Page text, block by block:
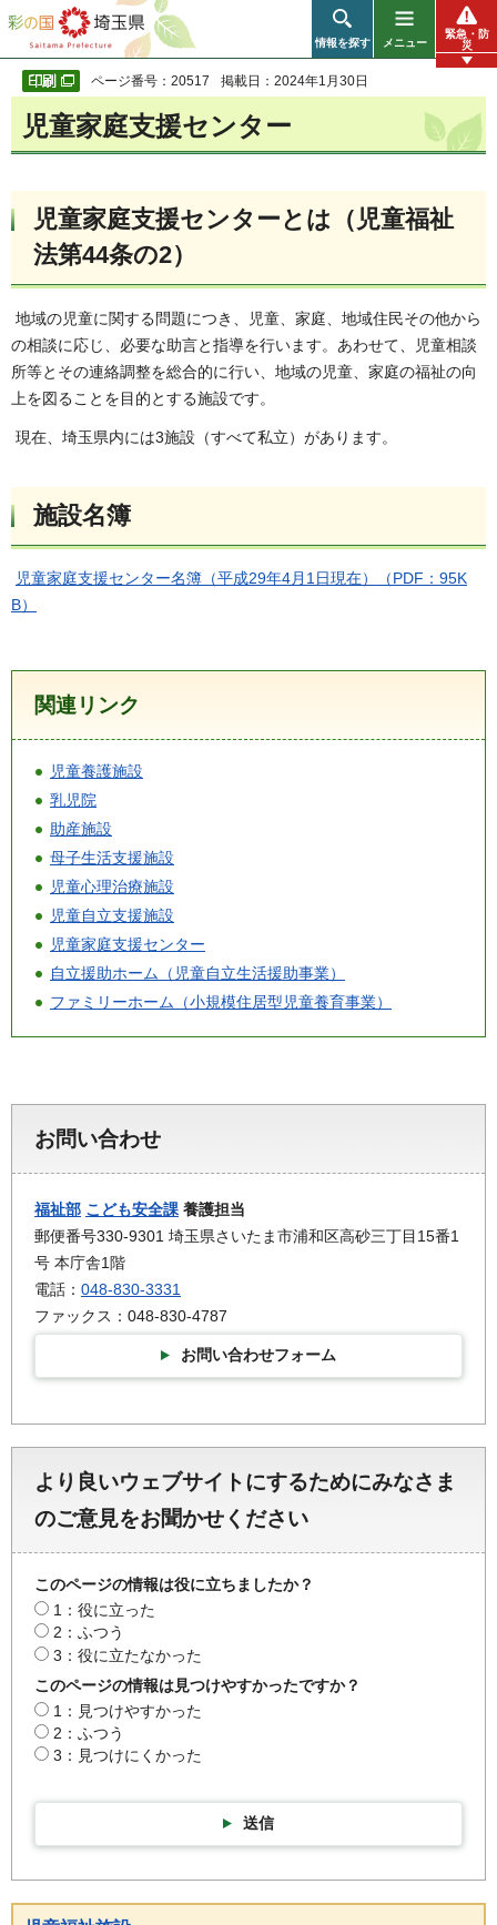
彩の国 埼玉県
情報を探す メニュー
緊急・防
災
ページ番号：20517 掲載日：2024年1月30日
児童家庭支援センター
児童家庭支援センターとは（児童福祉
法第44条の2）
地域の児童に関する問題につき、児童、家庭、地域住民その他から
の相談に応じ、必要な助言と指導を行います。あわせて、児童相談
所等とその連絡調整を総合的に行い、地域の児童、家庭の福祉の向
上を図ることを目的とする施設です。
現在、埼玉県内には3施設（すべて私立）があります。
施設名簿
児童家庭支援センター名簿（平成29年4月1日現在）（PDF：95K
B）
関連リンク
児童養護施設
乳児院
助産施設
母子生活支援施設
児童心理治療施設
児童自立支援施設
児童家庭支援センター
自立援助ホーム（児童自立生活援助事業）
ファミリーホーム（小規模住居型児童養育事業）
お問い合わせ
福祉部 こども安全課 養護担当
郵便番号330-9301 埼玉県さいたま市浦和区高砂三丁目15番1
号 本庁舎1階
電話： 048-830-3331
ファックス：048-830-4787
お問い合わせフォーム
より良いウェブサイトにするためにみなさま
のご意見をお聞かせください
このページの情報は役に立ちましたか？
1：役に立った
2：ふつう
3：役に立たなかった
このページの情報は見つけやすかったですか？
1：見つけやすかった
2：ふつう
3：見つけにくかった
送信